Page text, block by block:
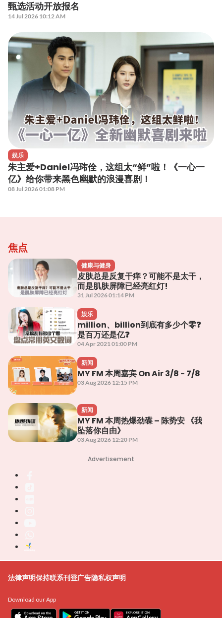
甄选活动开放报名
14 Jul 2026 10:12 AM
娱乐
朱主爱+Daniel冯玮佺，这组太“鲜”啦！《一心一
亿》给你带来黑色幽默的浪漫喜剧！
08 Jul 2026 01:08 PM
焦点
健康与健身
皮肤总是反复干痒？可能不是太干，
而是肌肤屏障已经亮红灯!
31 Jul 2026 01:14 PM
娱乐
million、billion到底有多少个零❓
是百万还是亿❓
04 Apr 2021 01:00 PM
新闻
MY FM 本周嘉宾 On Air 3/8 - 7/8
03 Aug 2026 12:15 PM
新闻
MY FM 本周热爆劲碟 – 陈势安 《我
坠落你自由》
03 Aug 2026 12:20 PM
Advertisement
法律声明保持联系刊登广告隐私权声明
Download our App